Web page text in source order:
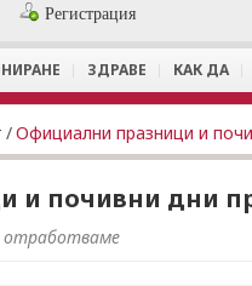
Регистрация
ЗДРАВЕ КАК ДА
/Официални празници и
и почивни дни
отработваме